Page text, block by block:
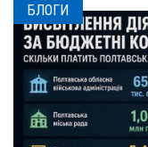
БЛОГИ